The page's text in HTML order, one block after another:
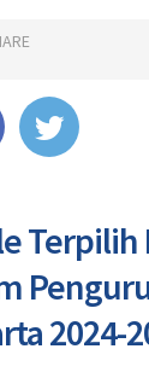
Terpilih
2024-